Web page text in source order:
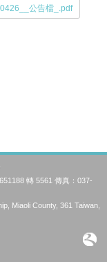
公告檔_.pdf
轉 5561 傳真：037-
Miaoli County, 361 Taiwan,